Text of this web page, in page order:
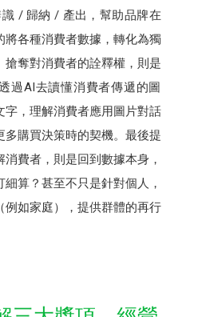
/ 歸納 / 產出，幫助品牌在
將各種消費者數據，轉化為獨
搶奪對消費者的詮釋權，則是
過AI去讀懂消費者傳遞的圖
字，理解消費者應用圖片對話
多購買決策時的契機。最後提
費者，則是回到數據本身，
算？甚至不只是針對個人，
例如家庭），提供群體的再行